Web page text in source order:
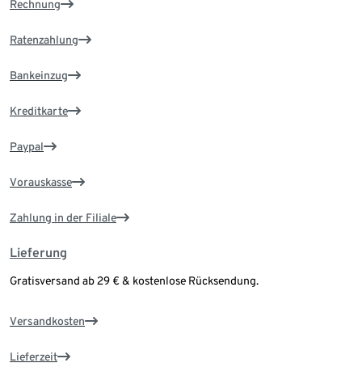
Rechnung
Ratenzahlung
Bankeinzug
Kreditkarte
Paypal
Vorauskasse
Zahlung in der Filiale
Lieferung
Gratisversand ab 29 € & kostenlose Rücksendung.
Versandkosten
Lieferzeit